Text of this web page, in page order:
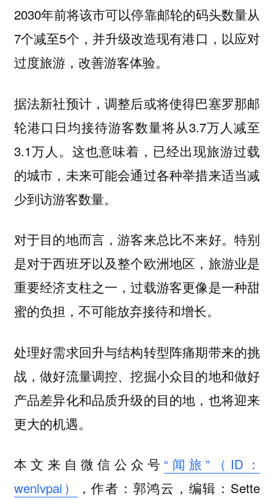
2030年前将该市可以停靠邮轮的码头数量从
7个减至5个，并升级改造现有港口，以应对
过度旅游，改善游客体验。
据法新社预计，调整后或将使得巴塞罗那邮
轮港口日均接待游客数量将从3.7万人减至
3.1万人。这也意味着，已经出现旅游过载
的城市，未来可能会通过各种举措来适当减
少到访游客数量。
对于目的地而言，游客来总比不来好。特别
是对于西班牙以及整个欧洲地区，旅游业是
重要经济支柱之一，过载游客更像是一种甜
蜜的负担，不可能放弃接待和增长。
处理好需求回升与结构转型阵痛期带来的挑
战，做好流量调控、挖掘小众目的地和做好
产品差异化和品质升级的目的地，也将迎来
更大的机遇。
本文来自微信公众号 “闻旅”（ID：
wenlvpai）
，作者：郭鸿云，编辑：Sette